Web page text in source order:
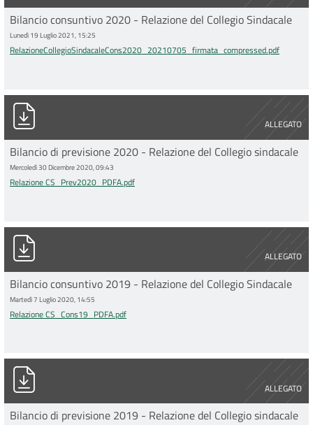
Bilancio consuntivo 2020 - Relazione del Collegio Sindacale
Lunedì 19 Luglio 2021, 15:25
RelazioneCollegioSindacaleCons2020_20210705_firmata_compressed.pdf
ALLEGATO
Relazione CS_Prev2020_PDFA.pdf
Bilancio di previsione 2020 - Relazione del Collegio sindacale
Mercoledì 30 Dicembre 2020, 09:43
Relazione CS_Prev2020_PDFA.pdf
ALLEGATO
Relazione CS_Cons19_PDFA.pdf
Bilancio consuntivo 2019 - Relazione del Collegio Sindacale
Martedì 7 Luglio 2020, 14:55
Relazione CS_Cons19_PDFA.pdf
ALLEGATO
Relaz_Bilancio previsione 2019.pdf
Bilancio di previsione 2019 - Relazione del Collegio sindacale